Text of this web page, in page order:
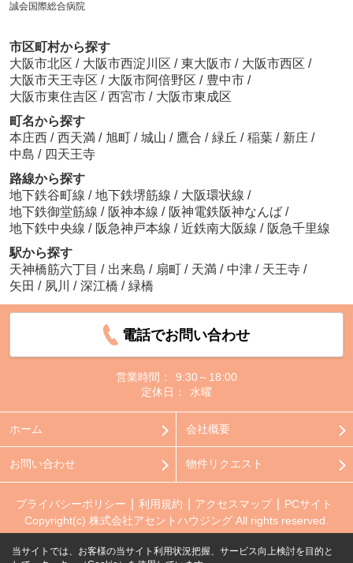
誠会国際総合病院
市区町村から探す
大阪市北区 / 大阪市西淀川区 / 東大阪市 / 大阪市西区 /
大阪市天王寺区 / 大阪市阿倍野区 / 豊中市 /
大阪市東住吉区 / 西宮市 / 大阪市東成区
町名から探す
本庄西 / 西天満 / 旭町 / 城山 / 鷹合 / 緑丘 / 稲葉 / 新庄 /
中島 / 四天王寺
路線から探す
地下鉄谷町線 / 地下鉄堺筋線 / 大阪環状線 /
地下鉄御堂筋線 / 阪神本線 / 阪神電鉄阪神なんば /
地下鉄中央線 / 阪急神戸本線 / 近鉄南大阪線 / 阪急千里線
駅から探す
天神橋筋六丁目 / 出来島 / 扇町 / 天満 / 中津 / 天王寺 /
矢田 / 夙川 / 深江橋 / 緑橋
電話でお問い合わせ
営業時間：
9:30～18:00
定休日：
水曜
ホーム 会社概要
お問い合わせ 物件リクエスト
プライバシーポリシー 利用規約 アクセスマップ
PCサイト
Copyright(c) 株式会社アセントハウジング All rights reserved.
当サイトでは、お客様の当サイト利用状況把握、サービス向上検討を目的と